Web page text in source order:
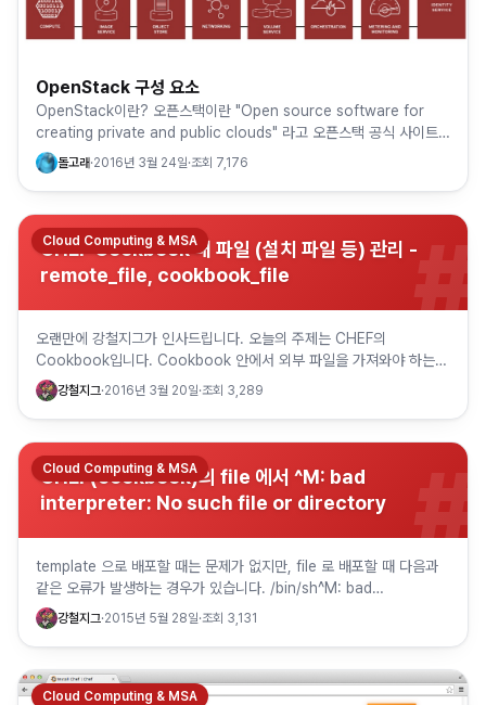
OpenStack 구성 요소
OpenStack이란? 오픈스택이란 "Open source software for
creating private and public clouds" 라고 오픈스택 공식 사이트
(www.openstac…
돌고래·2016년 3월 24일·조회 7,176
CHEF Cookbook 내 파일 (설치 파일 등) 관리 -
remote_file, cookbook_file
#
Cloud Computing & MSA
오랜만에 강철지그가 인사드립니다. 오늘의 주제는 CHEF의
Cookbook입니다. Cookbook 안에서 외부 파일을 가져와야 하는
경우가 있습니다. 예를 들어 각종 설치 파일이나 압축 파일을 미리…
강철지그·2016년 3월 20일·조회 3,289
CHEF(cookbook)의 file 에서 ^M: bad
interpreter: No such file or directory
#
Cloud Computing & MSA
template 으로 배포할 때는 문제가 없지만, file 로 배포할 때 다음과
같은 오류가 발생하는 경우가 있습니다. /bin/sh^M: bad
interpreter: No such file or…
강철지그·2015년 5월 28일·조회 3,131
Cloud Computing & MSA